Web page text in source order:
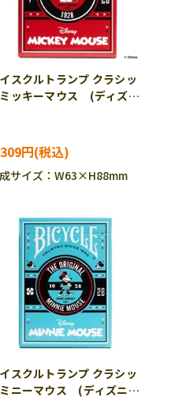
スクルトランプ クラシッ
ッキーマウス (ディズニ
円
サイズ：W63×H88mm
スクルトランプ クラシッ
ニーマウス (ディズニ